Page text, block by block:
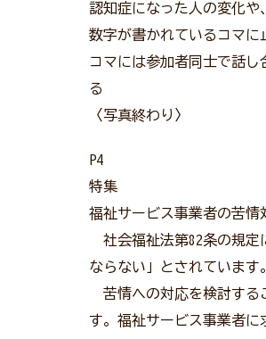
認知症になった人の変化や
数字が書かれているコマに
コマには参加者同士で話
る
〈写真終わり〉
P4
特集
福祉サービス事業者の苦情
社会福祉法第82条の規定
ならない」とされています
苦情への対応を検討する
す。福祉サービス事業者